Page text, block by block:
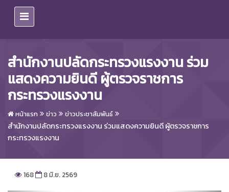
สำนักงานปลัดกระทรวงแรงงาน ร่วม
แสดงความยินดี ผู้ตรวจราชการ
กระทรวงแรงงาน
หน้าแรก ข่าว ข่าวประชาสัมพันธ์
สำนักงานปลัดกระทรวงแรงงาน ร่วมแสดงความยินดี ผู้ตรวจราชการ
กระทรวงแรงงาน
168 8 มิ.ย. 2569